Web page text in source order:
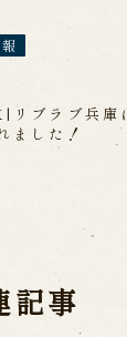
ブラブ兵庫
ました！
記事